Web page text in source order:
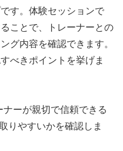
す。体験セッションで
ことで、トレーナーとの
グ内容を確認できます。
べきポイントを挙げま
ナーが親切で信頼できる
りやすいかを確認しま